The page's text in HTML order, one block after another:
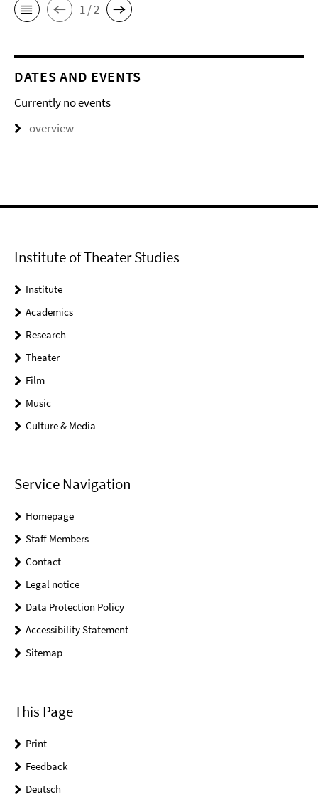
1 / 2
DATES AND EVENTS
Currently no events
overview
Institute of Theater Studies
Institute
Academics
Research
Theater
Film
Music
Culture & Media
Service Navigation
Homepage
Staff Members
Contact
Legal notice
Data Protection Policy
Accessibility Statement
Sitemap
This Page
Print
Feedback
Deutsch